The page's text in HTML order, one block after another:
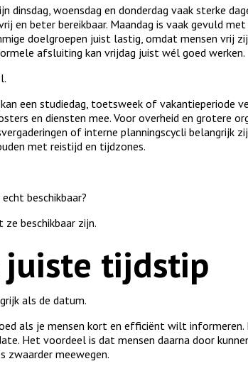
dinsdag, woensdag en donderdag vaak sterke
en beter bereikbaar. Maandag is vaak gevuld
doelgroepen juist lastig, omdat mensen vrij
afsluiting kan vrijdag juist wél goed werken.
een studiedag, toetsweek of vakantieperiode
en diensten mee. Voor overheid en grotere
of interne planningscycli belangrijk
met reistijd en tijdzones.
beschikbaar?
beschikbaar zijn.
juiste tijdstip
als de datum.
als je mensen kort en efficiënt wilt informeren.
Het voordeel is dat mensen daarna door
zwaarder meewegen.